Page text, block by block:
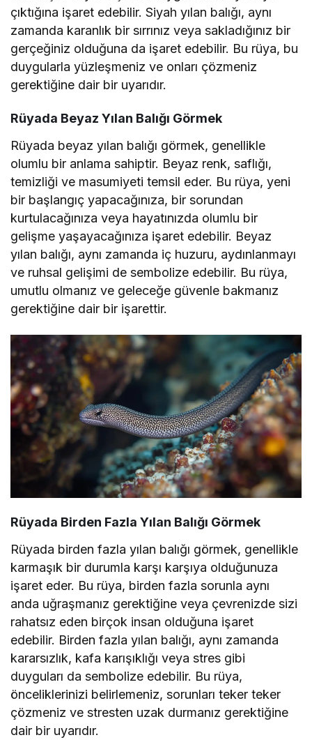
çıktığına işaret edebilir. Siyah yılan balığı, aynı
zamanda karanlık bir sırrınız veya sakladığınız bir
gerçeğiniz olduğuna da işaret edebilir. Bu rüya, bu
duygularla yüzleşmeniz ve onları çözmeniz
gerektiğine dair bir uyarıdır.
Rüyada Beyaz Yılan Balığı Görmek
Rüyada beyaz yılan balığı görmek, genellikle
olumlu bir anlama sahiptir. Beyaz renk, saflığı,
temizliği ve masumiyeti temsil eder. Bu rüya, yeni
bir başlangıç yapacağınıza, bir sorundan
kurtulacağınıza veya hayatınızda olumlu bir
gelişme yaşayacağınıza işaret edebilir. Beyaz
yılan balığı, aynı zamanda iç huzuru, aydınlanmayı
ve ruhsal gelişimi de sembolize edebilir. Bu rüya,
umutlu olmanız ve geleceğe güvenle bakmanız
gerektiğine dair bir işarettir.
Rüyada Birden Fazla Yılan Balığı Görmek
Rüyada birden fazla yılan balığı görmek, genellikle
karmaşık bir durumla karşı karşıya olduğunuza
işaret eder. Bu rüya, birden fazla sorunla aynı
anda uğraşmanız gerektiğine veya çevrenizde sizi
rahatsız eden birçok insan olduğuna işaret
edebilir. Birden fazla yılan balığı, aynı zamanda
kararsızlık, kafa karışıklığı veya stres gibi
duyguları da sembolize edebilir. Bu rüya,
önceliklerinizi belirlemeniz, sorunları teker teker
çözmeniz ve stresten uzak durmanız gerektiğine
dair bir uyarıdır.